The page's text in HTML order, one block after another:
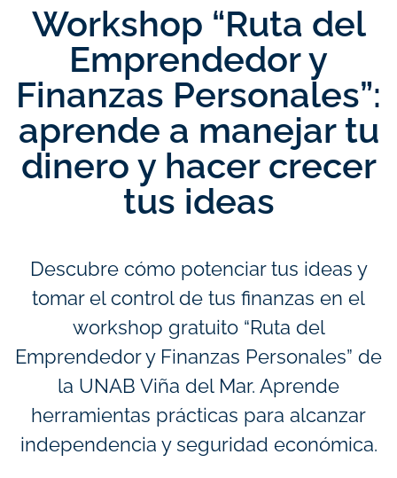
Workshop “Ruta del
Emprendedor y
Finanzas Personales”:
aprende a manejar tu
dinero y hacer crecer
tus ideas
Descubre cómo potenciar tus ideas y
tomar el control de tus finanzas en el
workshop gratuito “Ruta del
Emprendedor y Finanzas Personales” de
la UNAB Viña del Mar. Aprende
herramientas prácticas para alcanzar
independencia y seguridad económica.